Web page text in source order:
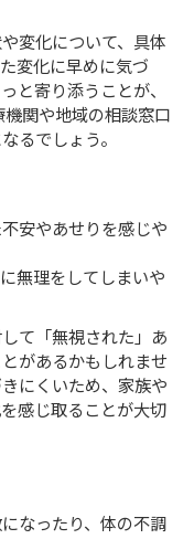
変化について、具体
変化に早めに気づ
と寄り添うことが、
関や地域の相談窓口
るでしょう。
安やあせりを感じや
無理をしてしまいや
て「無視された」あ
があるかもしれませ
にくいため、家族や
感じ取ることが大切
なったり、体の不調